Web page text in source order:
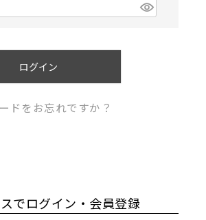
ログイン
ドをお忘れですか？
でログイン・会員登録